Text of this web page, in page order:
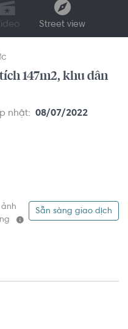
Street view
147m2, khu dân
nhật: 08/07/2022
Sẵn sàng giao dịch